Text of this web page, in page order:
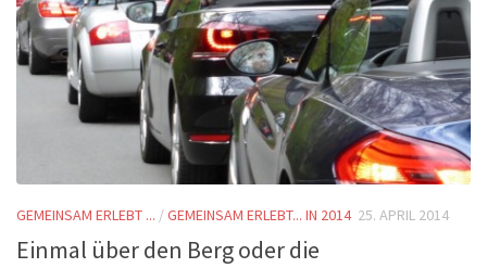
GEMEINSAM ERLEBT ... /GEMEINSAM ERLEBT... IN 2014 25. APRIL 2014
Einmal über den Berg oder die